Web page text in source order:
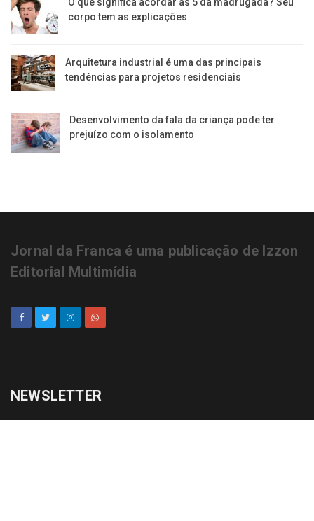
corpo tem as explicações
Arquitetura industrial é uma das principais
tendências para projetos residenciais
Desenvolvimento da fala da criança pode ter
prejuízo com o isolamento
Jornal da Franca é uma publicação de Izzon
Editorial Multimídia
NEWSLETTER